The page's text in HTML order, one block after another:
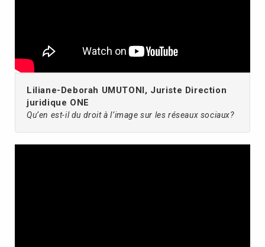
Liliane-Deborah UMUTONI, Juriste Direction
juridique ONE
Qu’en est-il du droit à l’image sur les réseaux sociaux?